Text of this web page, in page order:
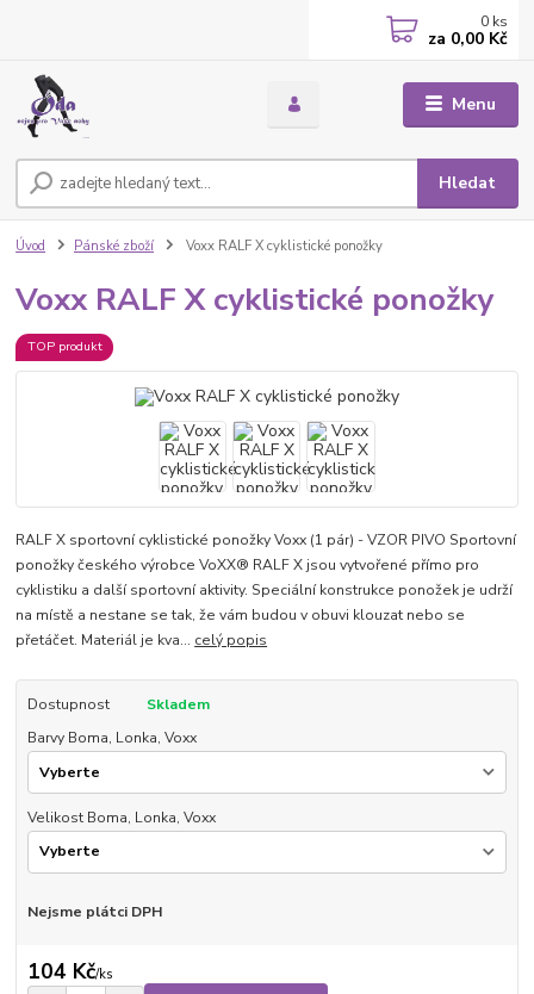
Menu
Hledat
0 ks
za 0,00 Kč
Úvod Pánské zboží Voxx RALF X cyklistické ponožky
Voxx RALF X cyklistické ponožky
TOP produkt
RALF X sportovní cyklistické ponožky Voxx (1 pár) - VZOR PIVO Sportovní
ponožky českého výrobce VoXX® RALF X jsou vytvořené přímo pro
cyklistiku a další sportovní aktivity. Speciální konstrukce ponožek je udrží
na místě a nestane se tak, že vám budou v obuvi klouzat nebo se
přetáčet. Materiál je kva... celý popis
Dostupnost
Skladem
Barvy Boma, Lonka, Voxx
Velikost Boma, Lonka, Voxx
Nejsme plátci DPH
104 Kč/ks